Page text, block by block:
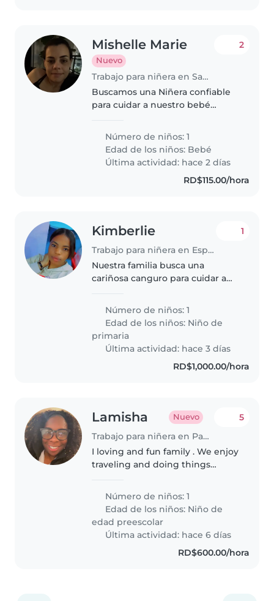
Mishelle Marie
Nuevo
Trabajo para niñera en Santo Domingo (Distrito de Santo Domingo)
2
Buscamos una Niñera confiable
para cuidar a nuestro bebé
sentirse cómoda con mascotas y
tareas del hogar. ¡Contactanos
para coordinar una reunión!
Número de niños: 1
Edad de los niños: Bebé
Última actividad: hace 2 días
RD$115.00/hora
Kimberlie
Trabajo para niñera en Española
1
Nuestra familia busca una
cariñosa canguro para cuidar a
Necesitamos alguien a quien le
guste cocinar, hacer tareas
domésticas y ayudar con las
tareas...
Número de niños: 1
Edad de los niños: Niño de
primaria
Última actividad: hace 3 días
RD$1,000.00/hora
Lamisha Nuevo
Trabajo para niñera en Pantanal
5
I loving and fun family . We enjoy
traveling and doing things
Número de niños: 1
Edad de los niños: Niño de
edad preescolar
Última actividad: hace 6 días
RD$600.00/hora